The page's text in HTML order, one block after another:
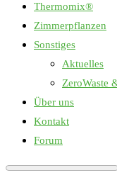
Thermomix®
Zimmerpflanzen
Sonstiges
Aktuelles
ZeroWaste
Über uns
Kontakt
Forum